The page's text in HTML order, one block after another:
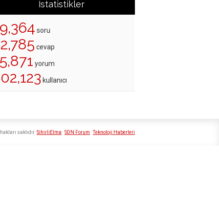
İstatistikler
soru
cevap
yorum
kullanıcı
SihirliElma SDN Forum Teknoloji Haberleri
saklıdır